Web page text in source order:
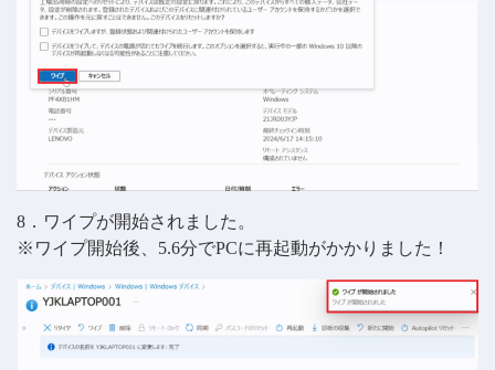
8．ワイプが開始されました。
※ワイプ開始後、5.6分でPCに再起動がかかりました！